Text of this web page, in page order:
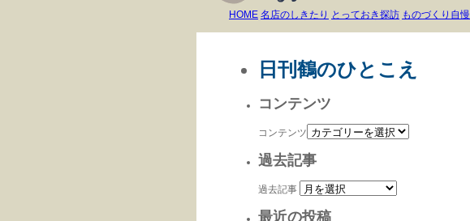
HOME 名店のしきたり とっておき探訪 ものづくり自慢
日刊鶴のひとこえ
コンテンツ
コンテンツ
過去記事
過去記事
最近の投稿